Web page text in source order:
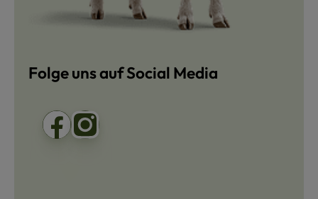
Folge uns auf Social Media